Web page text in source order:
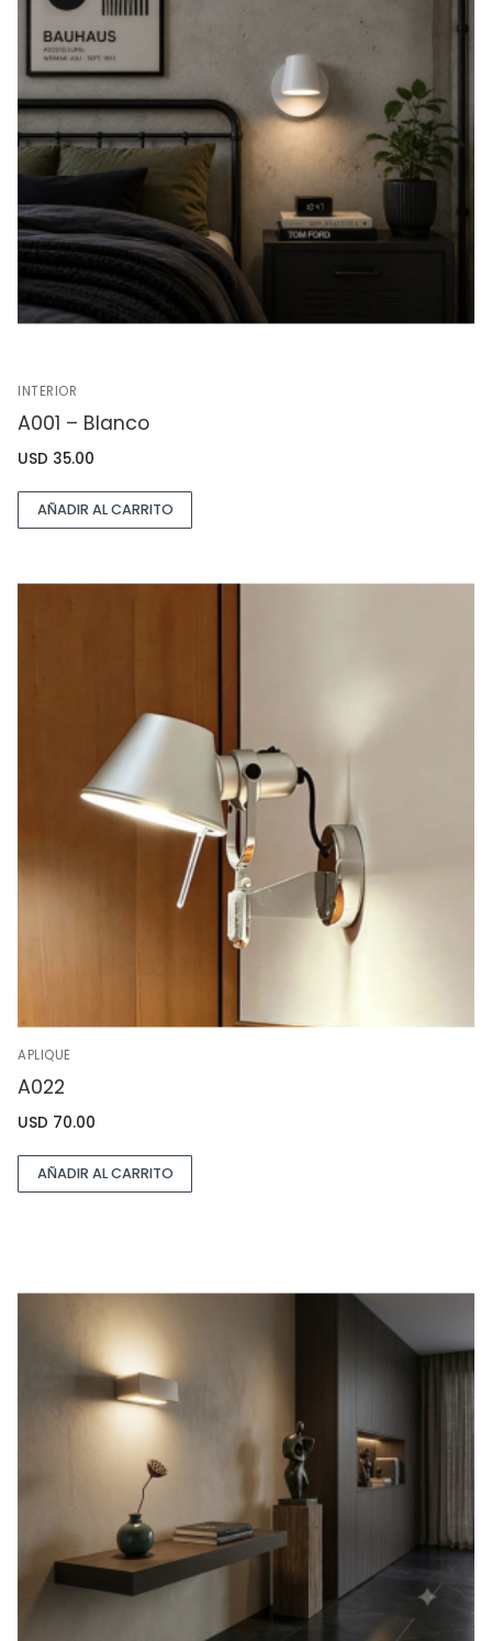
INTERIOR
A001 – Blanco
USD 35.00
AÑADIR AL CARRITO
APLIQUE
A022
USD 70.00
AÑADIR AL CARRITO